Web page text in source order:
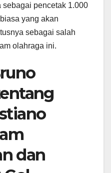
pencetak 1.000
yang akan
sebagai salah
olahraga ini.
dan